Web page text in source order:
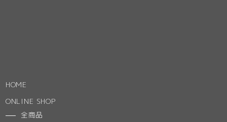
HOME
ONLINE SHOP
全商品